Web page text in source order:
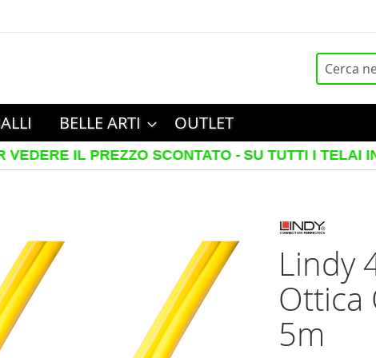
Cerca
BELLE ARTI OUTLET
PREZZO SCONTATO - SU TUTTI I TELAI IN LEGNO
Lindy
Ottica
5m